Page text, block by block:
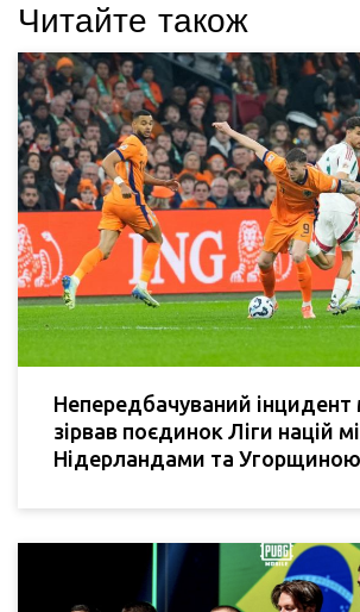
Читайте також
Непередбачуваний
зірвав поєдинок Ліги націй
Нідерландами та